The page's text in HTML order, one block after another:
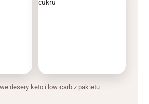
desery keto i low carb z pakietu